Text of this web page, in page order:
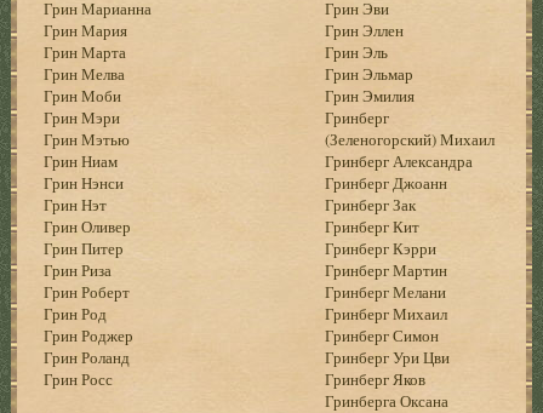
Грин Марианна
Грин Мария
Грин Марта
Грин Мелва
Грин Моби
Грин Мэри
Грин Мэтью
Грин Ниам
Грин Нэнси
Грин Нэт
Грин Оливер
Грин Питер
Грин Риза
Грин Роберт
Грин Род
Грин Роджер
Грин Роланд
Грин Росс
Грин Эви
Грин Эллен
Грин Эль
Грин Эльмар
Грин Эмилия
Гринберг
(Зеленогорский) Михаил
Гринберг Александра
Гринберг Джоанн
Гринберг Зак
Гринберг Кит
Гринберг Кэрри
Гринберг Мартин
Гринберг Мелани
Гринберг Михаил
Гринберг Симон
Гринберг Ури Цви
Гринберг Яков
Гринберга Оксана